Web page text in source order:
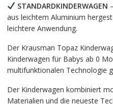
STANDARDKINDERWAGEN
aus leichtem Aluminium
leichtere Anwendung.
Der Krausman Topaz
Kinderwagen für Babys ab 0
multifunktionalen Technologie
Der Kinderwagen kombiniert
Materialien und die neueste